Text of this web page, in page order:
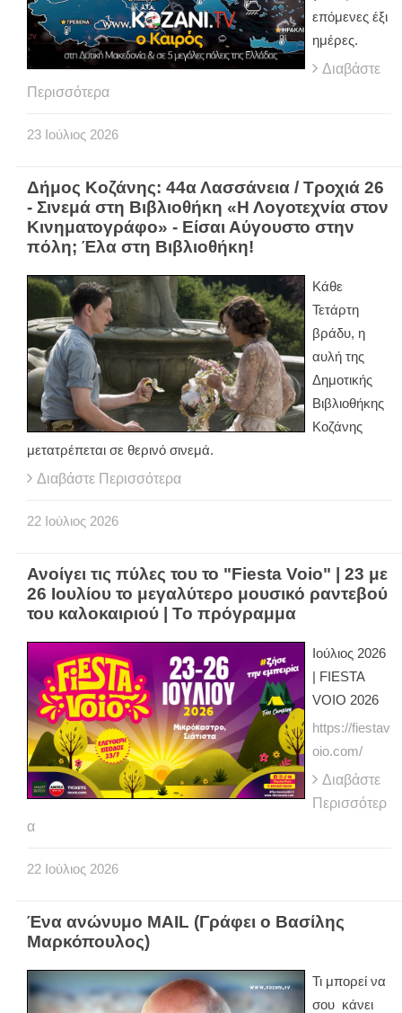
επόμενες έξι
ημέρες.
Διαβάστε
Περισσότερα
23 Ιούλιος 2026
Δήμος Κοζάνης: 44α Λασσάνεια / Τροχιά 26
- Σινεμά στη Βιβλιοθήκη «Η Λογοτεχνία στον
Κινηματογράφο» - Είσαι Αύγουστο στην
πόλη; Έλα στη Βιβλιοθήκη!
Κάθε
Τετάρτη
βράδυ, η
αυλή της
Δημοτικής
Βιβλιοθήκης
Κοζάνης
μετατρέπεται σε θερινό σινεμά.
Διαβάστε Περισσότερα
22 Ιούλιος 2026
Ανοίγει τις πύλες του το "Fiesta Voio" | 23 με
26 Ιουλίου το μεγαλύτερο μουσικό ραντεβού
του καλοκαιριού | Το πρόγραμμα
Ιούλιος 2026
| FIESTA
VOIO 2026
https://fiestav
oio.com/
Διαβάστε
Περισσότερ
α
22 Ιούλιος 2026
Ένα ανώνυμο ΜΑΙL (Γράφει ο Βασίλης
Μαρκόπουλος)
Τι μπορεί να
σου κάνει